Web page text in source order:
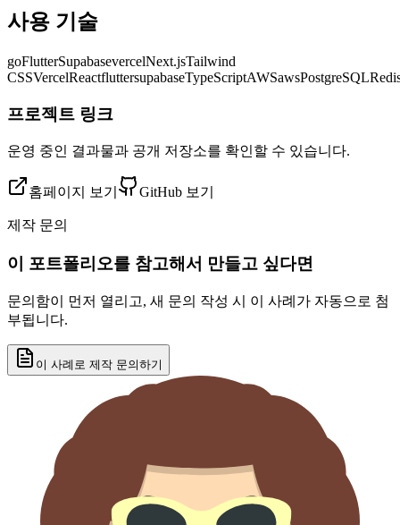
사용 기술
goFlutterSupabasevercelNext.jsTailwind
CSSVercelReactfluttersupabaseTypeScriptAWSawsPostgreSQL
프로젝트 링크
운영 중인 결과물과 공개 저장소를 확인할 수 있습니다.
홈페이지 보기 GitHub 보기
제작 문의
이 포트폴리오를 참고해서 만들고 싶다면
문의함이 먼저 열리고, 새 문의 작성 시 이 사례가 자동으로 첨
부됩니다.
이 사례로 제작 문의하기